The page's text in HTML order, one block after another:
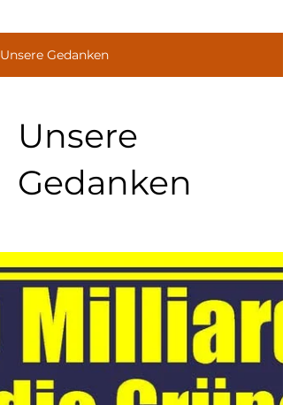
Unsere Gedanken
Unsere
Gedanken